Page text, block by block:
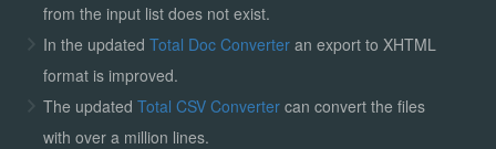
from the input list does not exist.
In the updated Total Doc Converter an export to XHTML
format is improved.
The updated Total CSV Convertercan convert the files
with over a million lines.